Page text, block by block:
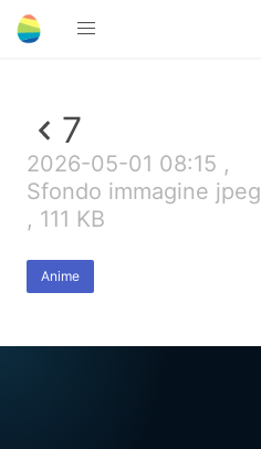
7
2026-05-01 08:15 ,
Sfondo immagine jpeg
, 111 KB
Anime